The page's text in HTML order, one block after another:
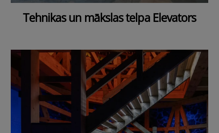
Tehnikas un mākslas telpa Elevators